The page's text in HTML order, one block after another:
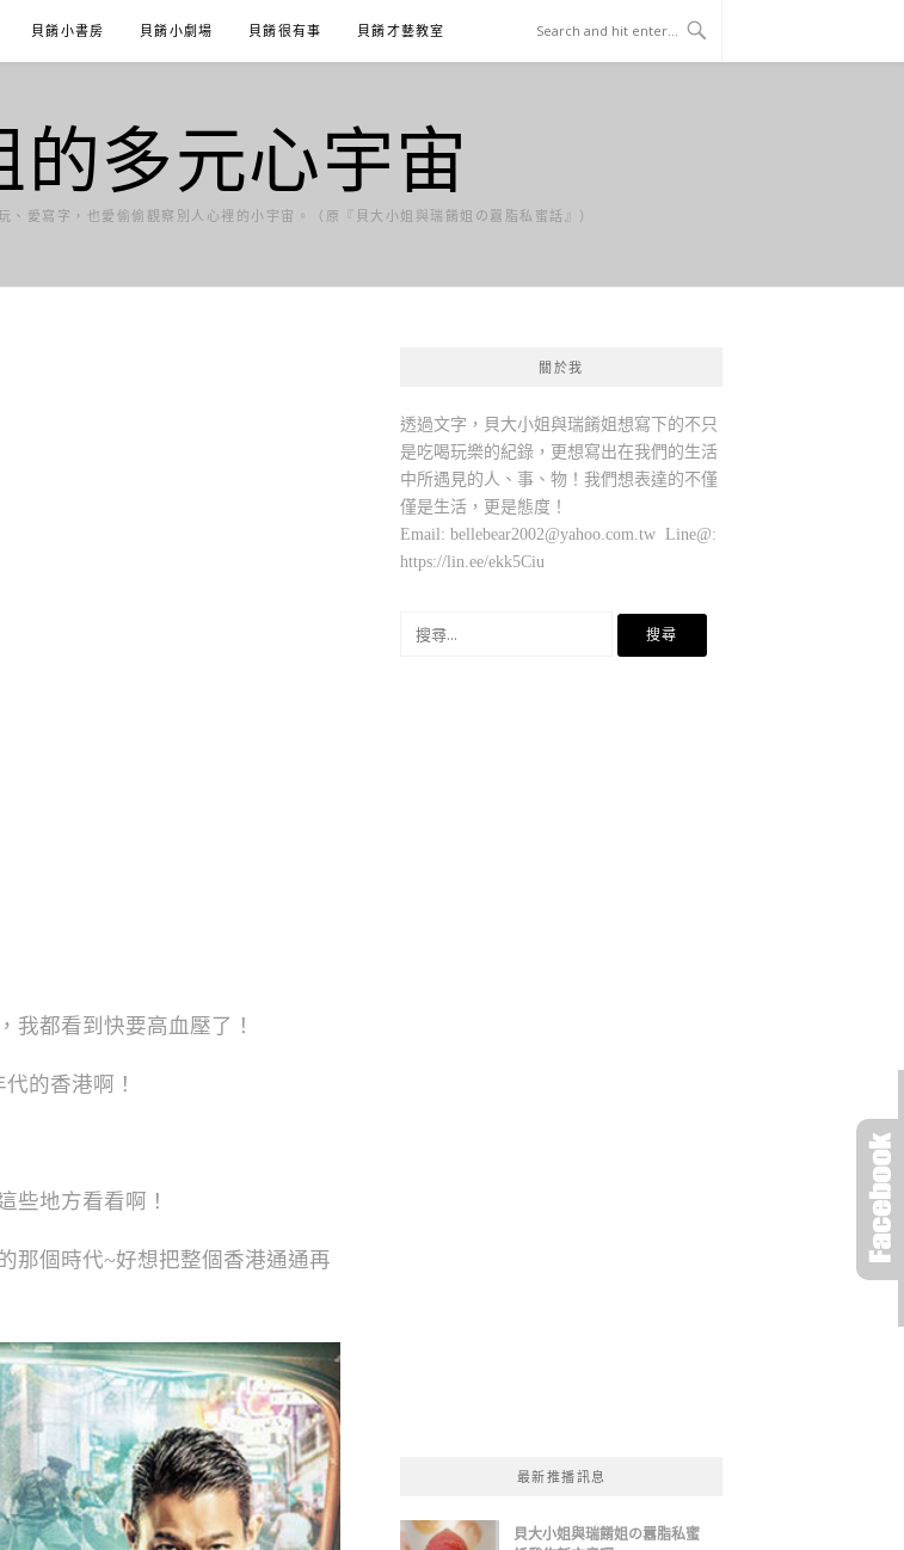
貝餚小書房 貝餚小劇場 貝餚很有事 貝餚才藝教室
的多元心宇宙
愛寫字，也愛偷偷觀察別人心裡的小宇宙。（原『貝大小姐與瑞餚姐の囂脂私蜜話』）
我都看到快要高血壓了！
的香港啊！
些地方看看啊！
那個時代~好想把整個香港通通再
關於我
透過文字，貝大小姐與瑞餚姐想寫下的不只
是吃喝玩樂的紀錄，更想寫出在我們的生活
中所遇見的人、事、物！我們想表達的不僅
僅是生活，更是態度！
Email: bellebear2002@yahoo.com.tw Line@:
https://lin.ee/ekk5Ciu
最新推播訊息
貝大小姐與瑞餚姐の囂脂私蜜